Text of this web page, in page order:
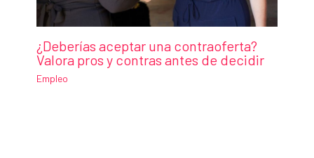
¿Deberías aceptar una contraoferta?
Valora pros y contras antes de decidir
Empleo